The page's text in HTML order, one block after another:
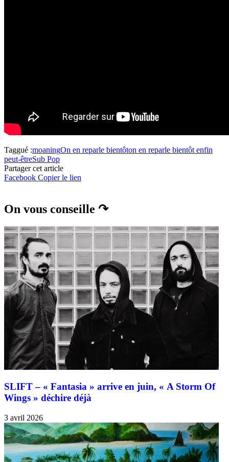
Taggué :moaningOn en reparle bientôton en reparle bientôt enfin
peut-êtreSub Pop
Partager cet article
Facebook Copier le lien
On vous conseille ↷
SLIFT – « Fantasia » arrive en juin, « A Storm Of
Wings » déchire déjà
3 avril 2026